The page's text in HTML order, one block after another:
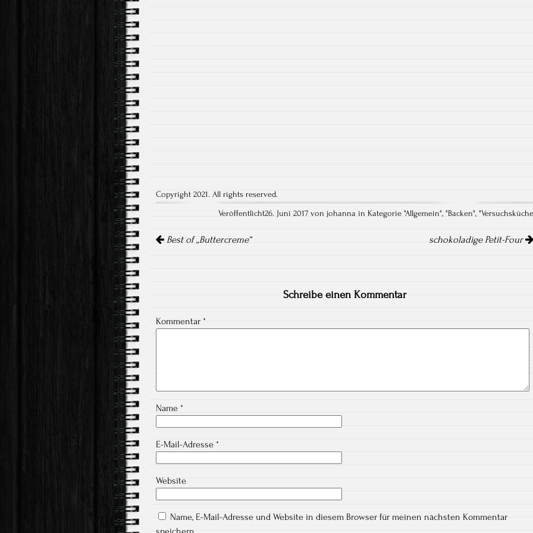
Copyright 2021. All rights reserved.
Veröffentlicht26. Juni 2017 von johanna in Kategorie "Allgemein", "Backen", "
Navigation
Best of „Buttercreme“ schokoladige Petit-Four
Schreibe einen Kommentar
Kommentar *
Name *
E-Mail-Adresse *
Website
Name, E-Mail-Adresse und Website in diesem Browser für meinen nächsten Kommentar